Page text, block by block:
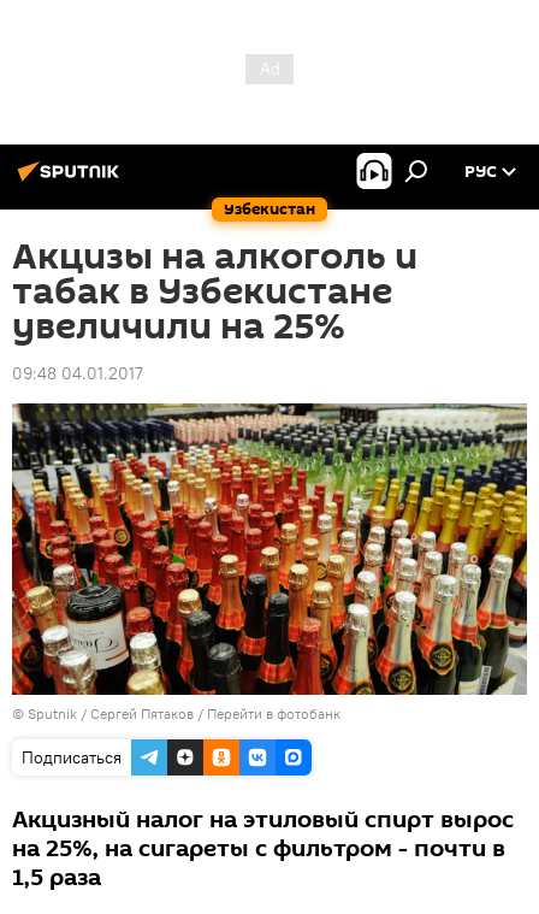
Узбекистан
РУС
Акцизы на алкоголь и
табак в Узбекистане
увеличили на 25%
09:48 04.01.2017
© Sputnik / Сергей Пятаков / Перейти в фотобанк
Подписаться
Акцизный налог на этиловый спирт вырос
на 25%, на сигареты с фильтром - почти в
1,5 раза